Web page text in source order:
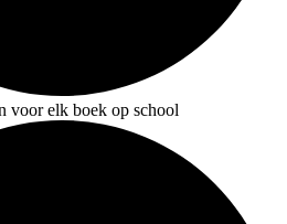
voor elk boek op school